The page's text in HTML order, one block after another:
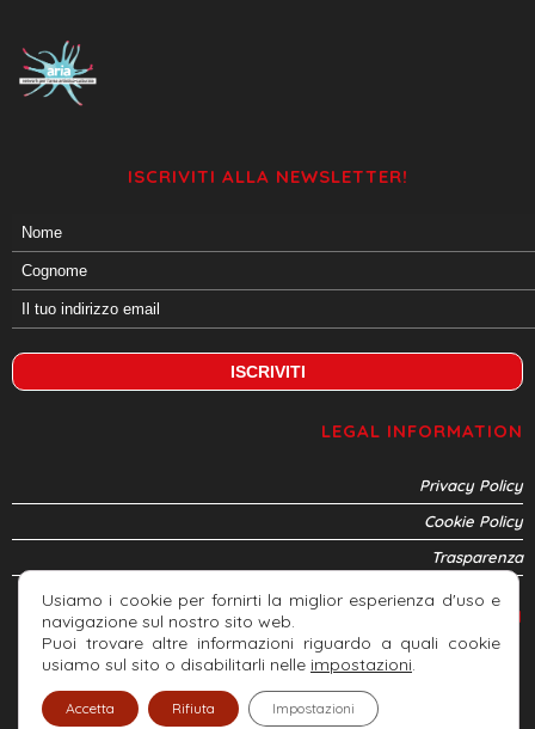
ISCRIVITI ALLA NEWSLETTER!
LEGAL INFORMATION
Privacy Policy
Cookie Policy
Trasparenza
CONNETTITI
Usiamo i cookie per fornirti la miglior esperienza d'uso e
navigazione sul nostro sito web.
Puoi trovare altre informazioni riguardo a quali cookie
usiamo sul sito o disabilitarli nelle impostazioni.
Accetta Rifiuta Impostazioni